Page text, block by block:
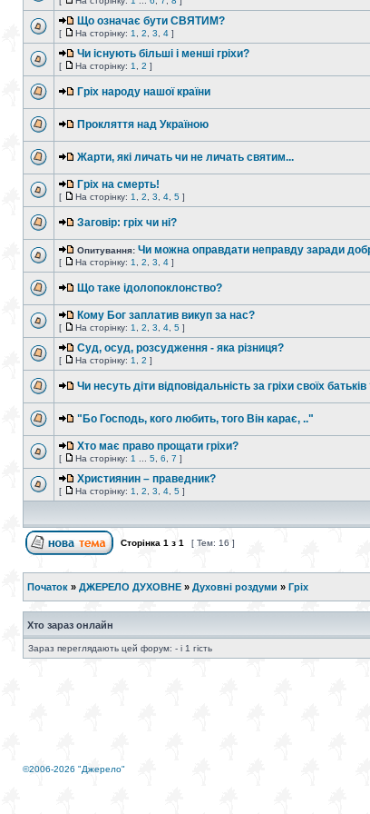
Що означає бути СВЯТИМ?
[ На сторінку: 1 2 3 4 ]
Чи існують більші і менші гріхи?
[ На сторінку: 1 2 ]
Гріх народу нашої країни
Прокляття над Україною
Жарти, які личать чи не личать святим...
Гріх на смерть!
[ На сторінку: 1 2 3 4 5 ]
Заговір: гріх чи ні?
Опитування: Чи можна оправдати неправду заради
[ На сторінку: 1 2 3 4 ]
Що таке ідолопоклонство?
Кому Бог заплатив викуп за нас?
[ На сторінку: 1 2 3 4 5 ]
Суд, осуд, розсудження - яка різниця?
[ На сторінку: 1 2 ]
Чи несуть діти відповідальність за гріхи своїх батьків
"Бо Господь, кого любить, того Він карає, .."
Хто має право прощати гріхи?
[ На сторінку: 1 5 6 7 ]
Християнин – праведник?
[ На сторінку: 1 2 3 4 5 ]
Сторінка 1 з 1 [ Тем: 16 ]
Початок » ДЖЕРЕЛО ДУХОВНЕ » Духовні роздуми » Гріх
Хто зараз онлайн
Зараз переглядають цей форум: - і 1 гість
©2006-2026 "Джерело"